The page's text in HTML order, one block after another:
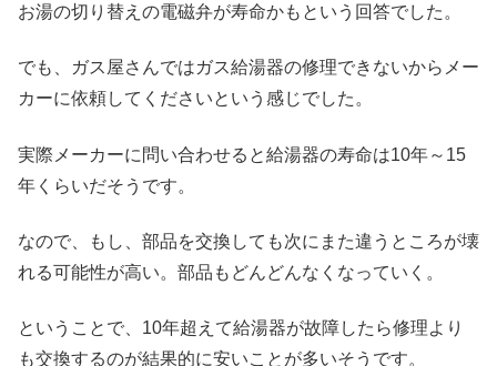
お湯の切り替えの電磁弁が寿命かもという回答でした。
でも、ガス屋さんではガス給湯器の修理できないからメー
カーに依頼してくださいという感じでした。
実際メーカーに問い合わせると給湯器の寿命は10年～15
年くらいだそうです。
なので、もし、部品を交換しても次にまた違うところが壊
れる可能性が高い。部品もどんどんなくなっていく。
ということで、10年超えて給湯器が故障したら修理より
も交換するのが結果的に安いことが多いそうです。